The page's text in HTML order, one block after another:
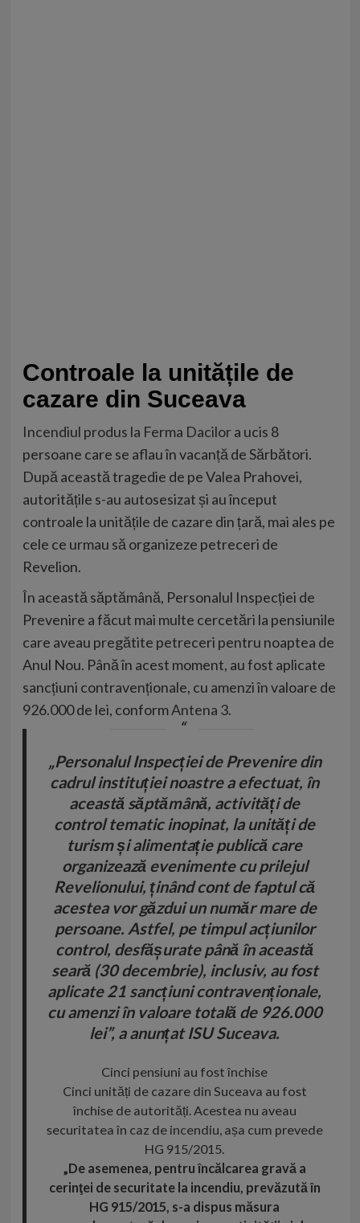
Controale la unitățile de
cazare din Suceava
Incendiul produs la Ferma Dacilora ucis 8
persoane care se aflau în vacanță de Sărbători.
După această tragedie de pe Valea Prahovei,
autoritățile s-au autosesizat și au început
controale la unitățile de cazare din țară, mai ales pe
cele ce urmau să organizeze petreceri de
Revelion.
În această săptămână, Personalul Inspecției de
Prevenire a făcut mai multe cercetări la pensiunile
care aveau pregătite petreceri pentru noaptea de
Anul Nou. Până în acest moment, au fost aplicate
sancțiuni contravenționale, cu amenzi în valoare de
926.000 de lei, conformAntena 3.
„Personalul Inspecției de Prevenire din
cadrul instituției noastre a efectuat, în
această săptămână, activități de
control tematic inopinat, la unități de
turism și alimentație publică care
organizează evenimente cu prilejul
Revelionului, ținând cont de faptul că
acestea vor găzdui un număr mare de
persoane. Astfel, pe timpul acțiunilor
control, desfășurate până în această
seară (30 decembrie), inclusiv, au fost
aplicate 21 sancțiuni contravenționale,
cu amenzi în valoare totală de 926.000
lei”, a anunțat ISU Suceava.
Cinci pensiuni au fost închise
Cinci unități de cazare din Suceava au fost
închise de autorități. Acestea nu aveau
securitatea în caz de incendiu, așa cum prevede
HG 915/2015.
„De asemenea, pentru încălcarea gravă a
cerinţei de securitate la incendiu, prevăzută în
HG 915/2015, s-a dispus măsura